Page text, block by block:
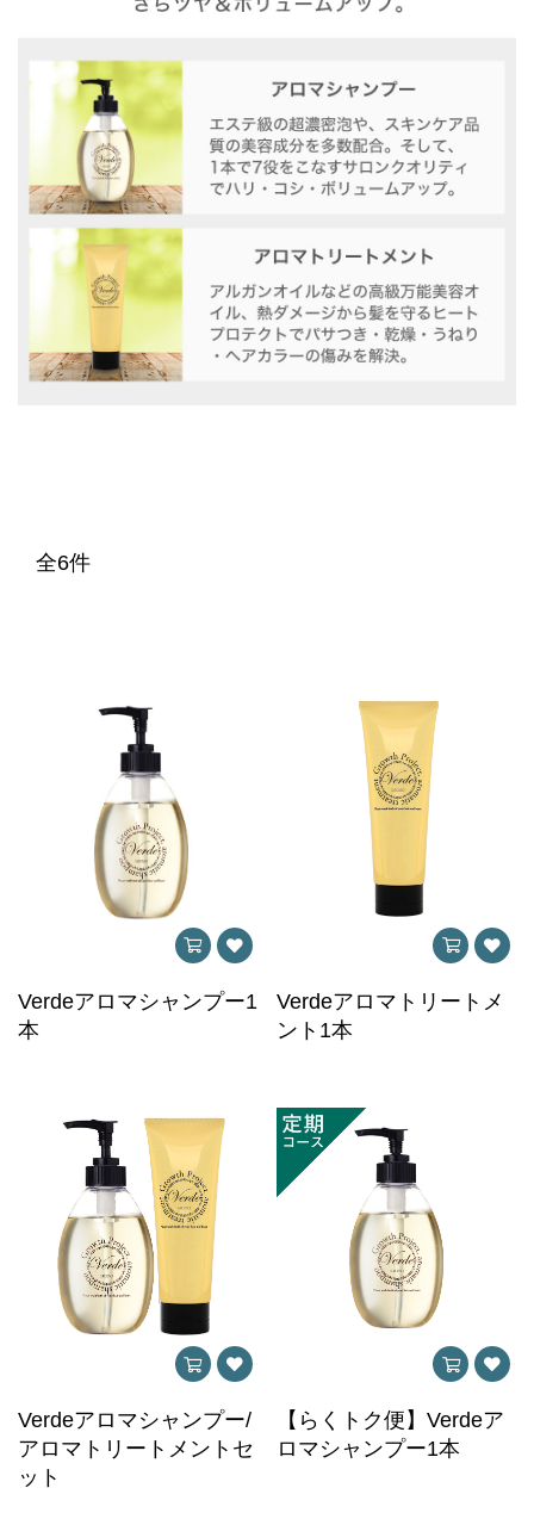
全6件
Verdeアロマシャンプー1
本
Verdeアロマトリートメ
ント1本
Verdeアロマシャンプー/
アロマトリートメントセ
ット
【らくトク便】Verdeア
ロマシャンプー1本